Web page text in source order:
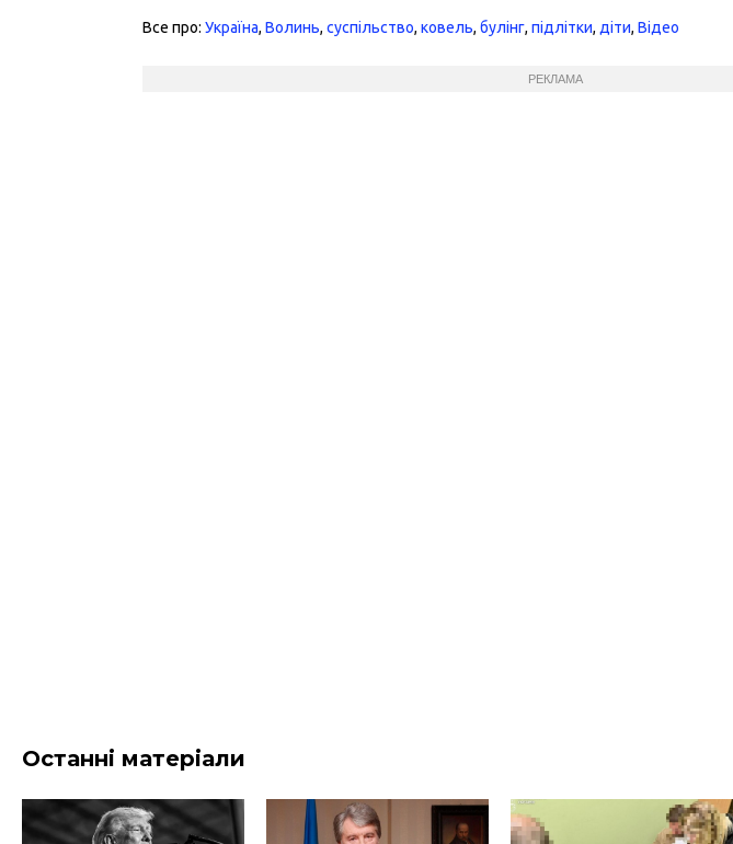
Все про:Україна,Волинь,суспільство,ковель,булінг,підлітки, діти,Відео
РЕКЛАМА
Останні матеріали